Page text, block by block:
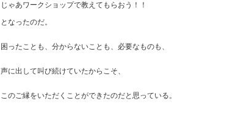
じゃあワークショップで教えてもらおう！！
となったのだ。
困ったことも、分からないことも、必要なものも、
声に出して叫び続けていたからこそ、
このご縁をいただくことができたのだと思っている。